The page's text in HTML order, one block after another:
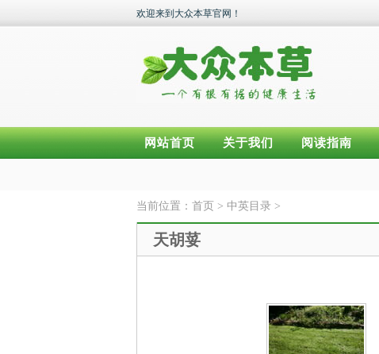
欢迎来到大众本草官网！
网站首页 关于我们 阅读指南
当前位置： 首页 > 中英目录 >
天胡荽